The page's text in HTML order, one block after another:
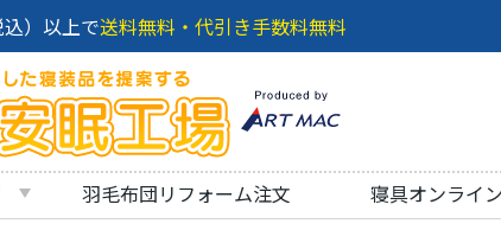
込）以上で送料無料・代引き手数料無料
羽毛布団リフォーム注文 寝具オンライ